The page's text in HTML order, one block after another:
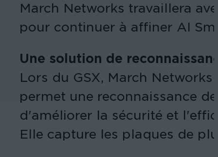
March Networks travaillera
pour continuer à affiner AI
Une solution de
Lors du GSX, March
permet une reconnaissance
d'améliorer la sécurité et
Elle capture les plaques de